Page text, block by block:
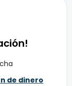
de dinero